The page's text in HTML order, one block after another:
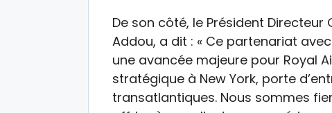
De son côté, le Président Directeur
Addou, a dit : « Ce partenariat
une avancée majeure pour Royal
stratégique à New York, porte
transatlantiques. Nous sommes